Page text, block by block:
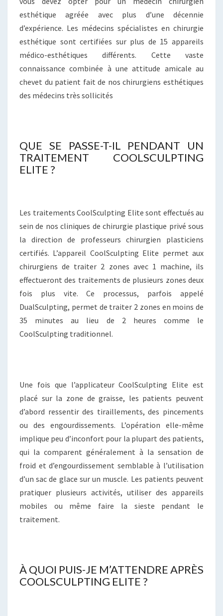
esthétique agréée avec plus d’une décennie
d’expérience. Les médecins spécialistes en chirurgie
esthétique sont certifiées sur plus de 15 appareils
médico-esthétiques différents. Cette vaste
connaissance combinée à une attitude amicale au
chevet du patient fait de nos chirurgiens esthétiques
des médecins très sollicités
QUE SE PASSE-T-IL PENDANT UN
TRAITEMENT COOLSCULPTING
ELITE ?
Les traitements CoolSculpting Elite sont effectués au
sein de nos cliniques de chirurgie plastique privé sous
la direction de professeurs chirurgien plasticiens
certifiés. L’appareil CoolSculpting Elite permet aux
chirurgiens de traiter 2 zones avec 1 machine, ils
effectueront des traitements de plusieurs zones deux
fois plus vite. Ce processus, parfois appelé
DualSculpting, permet de traiter 2 zones en moins de
35 minutes au lieu de 2 heures comme le
CoolSculpting traditionnel.
Une fois que l’applicateur CoolSculpting Elite est
placé sur la zone de graisse, les patients peuvent
d’abord ressentir des tiraillements, des pincements
ou des engourdissements. L’opération elle-même
implique peu d’inconfort pour la plupart des patients,
qui la comparent généralement à la sensation de
froid et d’engourdissement semblable à l’utilisation
d’un sac de glace sur un muscle. Les patients peuvent
pratiquer plusieurs activités, utiliser des appareils
mobiles ou même faire la sieste pendant le
traitement.
À QUOI PUIS-JE M’ATTENDRE APRÈS
COOLSCULPTING ELITE ?